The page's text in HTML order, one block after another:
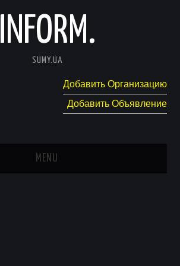
INFORM.
SUMY.UA
Добавить Организацию
Добавить Объявление
MENU